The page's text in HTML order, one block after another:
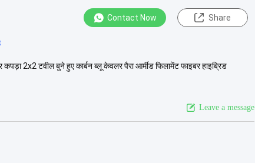
Contact Now Share
2x2 टवील बुने हुए कार्बन ब्लू केवलर पैरा आर्मीड फिलामेंट फाइबर हाइब्रिड
Leave a message